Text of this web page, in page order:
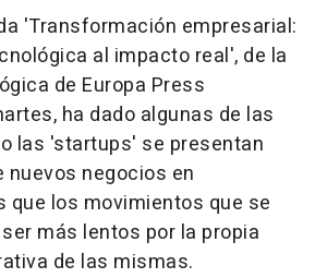
'Transformación empresarial:
al impacto real', de la
de Europa Press
ha dado algunas de las
las 'startups' se presentan
nuevos negocios en
que los movimientos que se
más lentos por la propia
de las mismas.